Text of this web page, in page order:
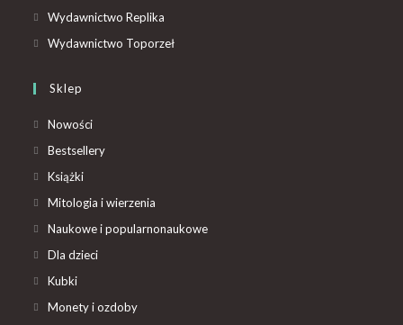
Wydawnictwo Replika
Wydawnictwo Toporzeł
Sklep
Nowości
Bestsellery
Książki
Mitologia i wierzenia
Naukowe i popularnonaukowe
Dla dzieci
Kubki
Monety i ozdoby